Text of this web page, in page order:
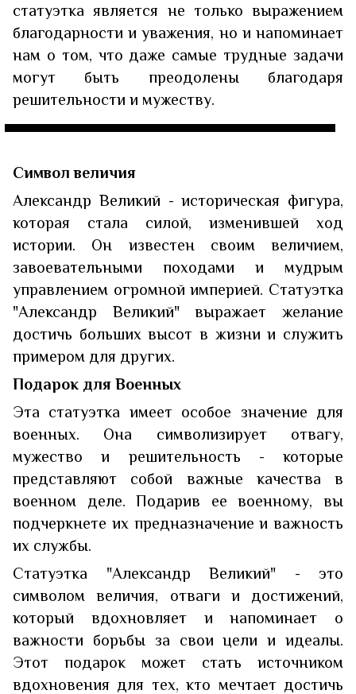
статуэтка является не только выражением
благодарности и уважения, но и напоминает
нам о том, что даже самые трудные задачи
могут быть преодолены благодаря
решительности и мужеству.
Символ величия
Александр Великий - историческая фигура,
которая стала силой, изменившей ход
истории. Он известен своим величием,
завоевательными походами и мудрым
управлением огромной империей. Статуэтка
"Александр Великий" выражает желание
достичь больших высот в жизни и служить
примером для других.
Подарок для Военных
Эта статуэтка имеет особое значение для
военных. Она символизирует отвагу,
мужество и решительность - которые
представляют собой важные качества в
военном деле. Подарив ее военному, вы
подчеркнете их предназначение и важность
их службы.
Статуэтка "Александр Великий" - это
символом величия, отваги и достижений,
который вдохновляет и напоминает о
важности борьбы за свои цели и идеалы.
Этот подарок может стать источником
вдохновения для тех, кто мечтает достичь